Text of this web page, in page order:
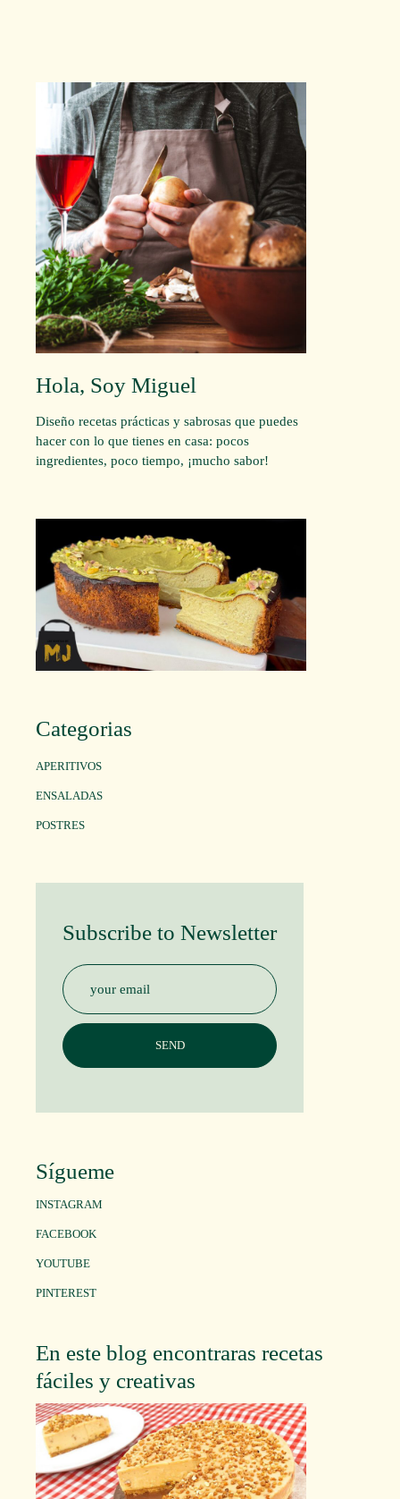
Hola, Soy Miguel
Diseño recetas prácticas y sabrosas que puedes
hacer con lo que tienes en casa: pocos
ingredientes, poco tiempo, ¡mucho sabor!
Categorias
APERITIVOS
ENSALADAS
POSTRES
Subscribe to Newsletter
Sígueme
INSTAGRAM
FACEBOOK
YOUTUBE
PINTEREST
En este blog encontraras recetas
fáciles y creativas